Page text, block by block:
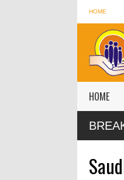
HOME
HOME
OJK targetkan kredit perbankan